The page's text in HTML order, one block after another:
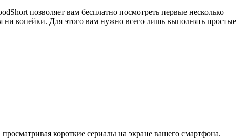
позволяет вам бесплатно посмотреть первые несколько
ни копейки. Для этого вам нужно всего лишь выполнять простые
короткие сериалы на экране вашего смартфона.